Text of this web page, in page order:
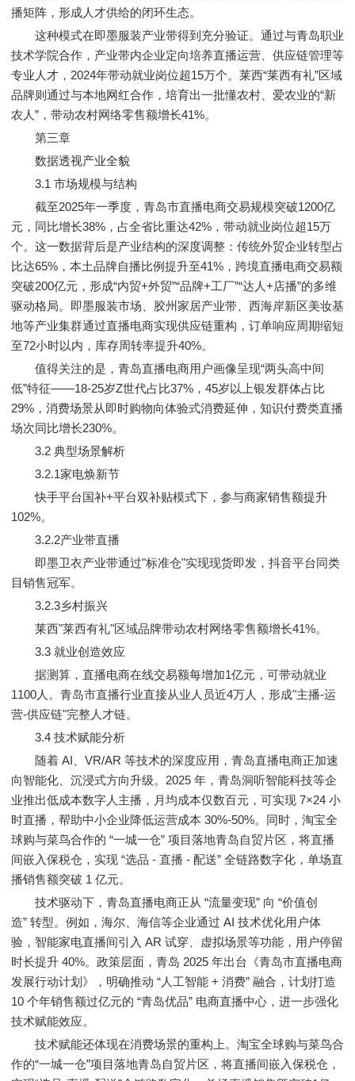
播矩阵，形成人才供给的闭环生态。
这种模式在即墨服装产业带得到充分验证。通过与青岛职业
技术学院合作，产业带内企业定向培养直播运营、供应链管理等
专业人才，2024年带动就业岗位超15万个。莱西“莱西有礼”区域
品牌则通过与本地网红合作，培育出一批懂农村、爱农业的“新
农人”，带动农村网络零售额增长41%。
第三章
数据透视产业全貌
3.1 市场规模与结构
截至2025年一季度，青岛市直播电商交易规模突破1200亿
元，同比增长38%，占全省比重达42%，带动就业岗位超15万
个。这一数据背后是产业结构的深度调整：传统外贸企业转型占
比达65%，本土品牌自播比例提升至41%，跨境直播电商交易额
突破200亿元，形成“内贸+外贸”“品牌+工厂”“达人+店播”的多维
驱动格局。即墨服装市场、胶州家居产业带、西海岸新区美妆基
地等产业集群通过直播电商实现供应链重构，订单响应周期缩短
至72小时以内，库存周转率提升40%。
值得关注的是，青岛直播电商用户画像呈现“两头高中间
低”特征——18-25岁Z世代占比37%，45岁以上银发群体占比
29%，消费场景从即时购物向体验式消费延伸，知识付费类直播
场次同比增长230%。
3.2 典型场景解析
3.2.1家电焕新节
快手平台国补+平台双补贴模式下，参与商家销售额提升
102%。
3.2.2产业带直播
即墨卫衣产业带通过"标准仓"实现现货即发，抖音平台同类
目销售冠军。
3.2.3乡村振兴
莱西"莱西有礼"区域品牌带动农村网络零售额增长41%。
3.3 就业创造效应
据测算，直播电商在线交易额每增加1亿元，可带动就业
1100人。青岛市直播行业直接从业人员近4万人，形成"主播-运
营-供应链"完整人才链。
3.4 技术赋能分析
随着 AI、VR/AR 等技术的深度应用，青岛直播电商正加速
向智能化、沉浸式方向升级。2025 年，青岛洞听智能科技等企
业推出低成本数字人主播，月均成本仅数百元，可实现 7×24 小
时直播，帮助中小企业降低运营成本 30%-50%。同时，淘宝全
球购与菜鸟合作的 “一城一仓” 项目落地青岛自贸片区，将直播
间嵌入保税仓，实现 “选品 - 直播 - 配送” 全链路数字化，单场直
播销售额突破 1 亿元。
技术驱动下，青岛直播电商正从 “流量变现” 向 “价值创
造” 转型。例如，海尔、海信等企业通过 AI 技术优化用户体
验，智能家电直播间引入 AR 试穿、虚拟场景等功能，用户停留
时长提升 40%。政策层面，青岛 2025 年出台《青岛市直播电商
发展行动计划》，明确推动 “人工智能 + 消费” 融合，计划打造
10 个年销售额过亿元的 “青岛优品” 电商直播中心，进一步强化
技术赋能效应。
技术赋能还体现在消费场景的重构上。淘宝全球购与菜鸟合
作的“一城一仓”项目落地青岛自贸片区，将直播间嵌入保税仓，